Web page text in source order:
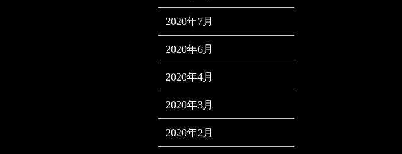
2020年7月
2020年6月
2020年4月
2020年3月
2020年2月